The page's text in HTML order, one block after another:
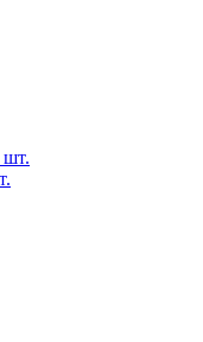
данных
данных
на сайте и в
компании